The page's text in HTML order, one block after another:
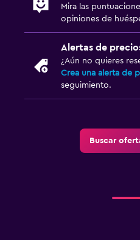
Mira las
opiniones de
Alertas de
¿Aún no quieres
Crea una alerta de
seguimiento.
Buscar